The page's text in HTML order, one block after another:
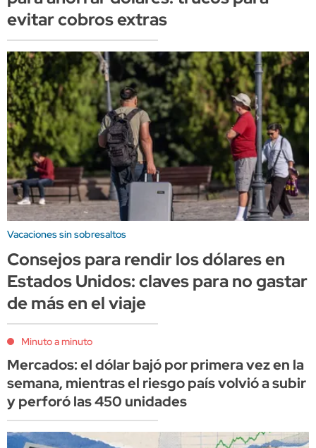
evitar cobros extras
Vacaciones sin sobresaltos
Consejos para rendir los dólares en
Estados Unidos: claves para no gastar
de más en el viaje
Minuto a minuto
Mercados: el dólar bajó por primera vez en la
semana, mientras el riesgo país volvió a subir
y perforó las 450 unidades